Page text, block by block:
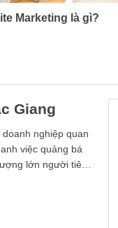
Marketing là gì?
Giang
nghiệp quan
việc quảng bá
lớn người tiêu